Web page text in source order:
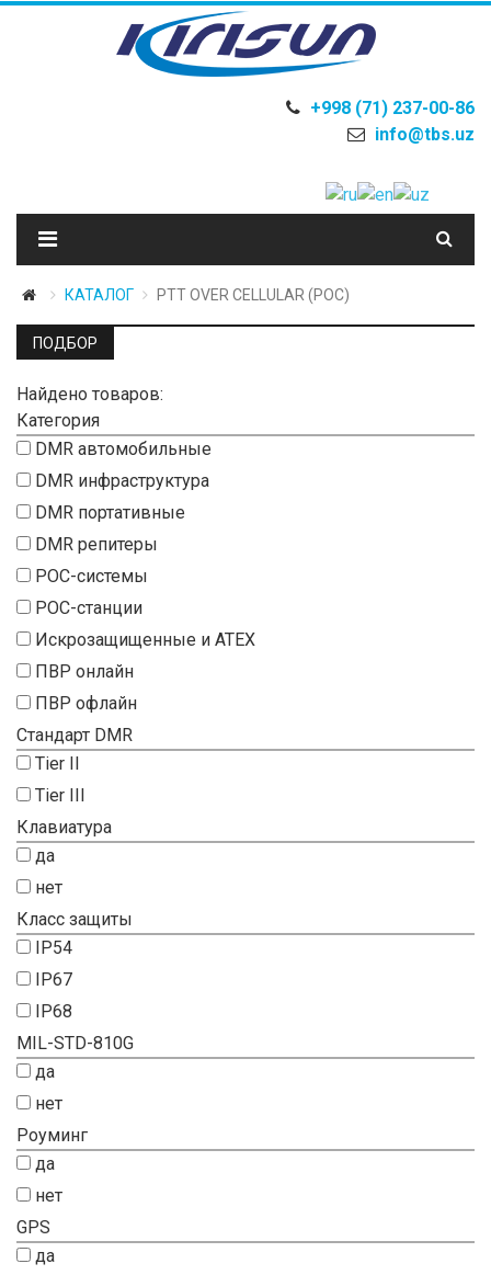
+998 (71) 237-00-86
info@tbs.uz
КАТАЛОГ PTT OVER CELLULAR (POC)
ПОДБОР
Найдено товаров:
Категория
DMR автомобильные
DMR инфраструктура
DMR портативные
DMR репитеры
POC-системы
POC-станции
Искрозащищенные и ATEX
ПВР онлайн
ПВР офлайн
Стандарт DMR
Tier II
Tier III
Клавиатура
да
нет
Класс защиты
IP54
IP67
IP68
MIL-STD-810G
да
нет
Роуминг
да
нет
GPS
да